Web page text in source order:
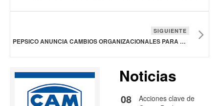
SIGUIENTE
PEPSICO ANUNCIA CAMBIOS ORGANIZACIONALES PARA ACELERAR EL CRECIMIENTO
Noticias
Acciones clave de
08